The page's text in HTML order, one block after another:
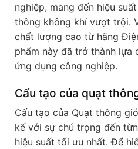
nghiệp, mang đến hiệu
thông không khí vượt trội.
chất lượng cao từ hãng
phẩm này đã trở thành lựa
ứng dụng công nghiệp.
Cấu tạo của quạt
Cấu tạo của Quạt thông
kế với sự chú trọng đến
hiệu suất tối ưu nhất. Để